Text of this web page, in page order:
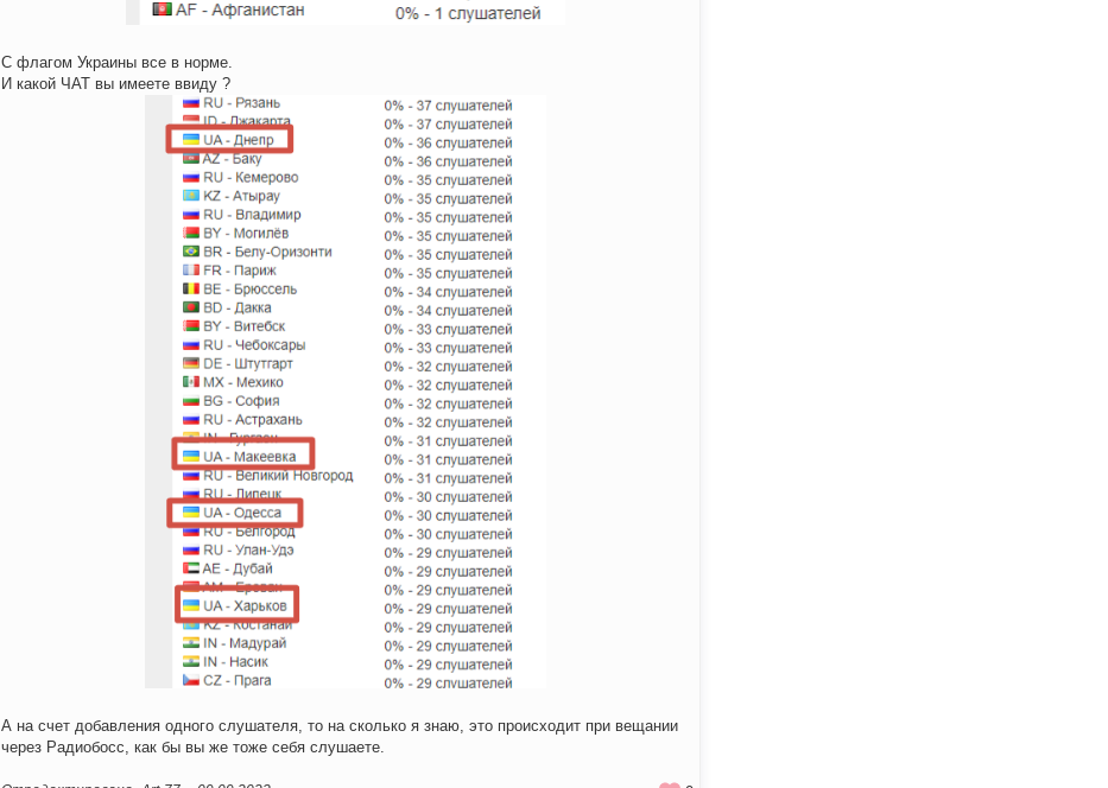
С флагом Украины все в норме.
И какой ЧАТ вы имеете ввиду ?
А на счет добавления одного слушателя, то на сколько я знаю, это происходит при вещании
через Радиобосс, как бы вы же тоже себя слушаете.